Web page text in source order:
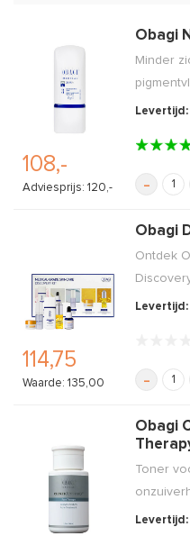
108,-
Adviesprijs: 120,-
Obagi
Minder
Levertijd:
-
114,75
Waarde: 135,00
Obagi
Ontdek
Levertijd:
-
Obagi
Toner
Levertijd: